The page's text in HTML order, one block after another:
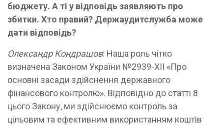
бюджету. А ті у відповідь заявляють про
збитки. Хто правий? Держаудитслужба може
дати відповідь?
Олександр Кондрашов: Наша роль чітко
визначена Законом України №2939-XII «Про
основні засади здійснення державного
фінансового контролю». Відповідно до статті 8
цього Закону, ми здійснюємо контроль за
цільовим та ефективним використанням коштів